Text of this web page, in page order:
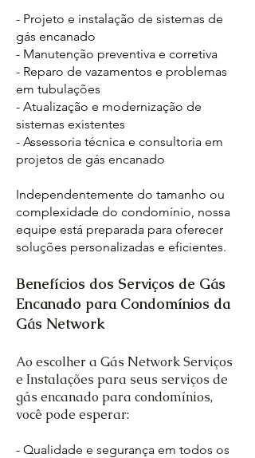
- Projeto e instalação de sistemas de
gás encanado
- Manutenção preventiva e corretiva
- Reparo de vazamentos e problemas
em tubulações
- Atualização e modernização de
sistemas existentes
- Assessoria técnica e consultoria em
projetos de gás encanado
Independentemente do tamanho ou
complexidade do condomínio, nossa
equipe está preparada para oferecer
soluções personalizadas e eficientes.
Benefícios dos Serviços de Gás
Encanado para Condomínios da
Gás Network
Ao escolher a Gás Network Serviços
e Instalações para seus serviços de
gás encanado para condomínios,
você pode esperar:
- Qualidade e segurança em todos os